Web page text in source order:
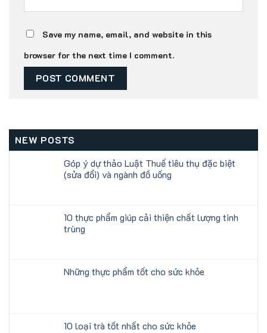
Save my name, email, and website in this
browser for the next time I comment.
NEW POSTS
Góp ý dự thảo Luật Thuế tiêu thụ đặc biệt
(sửa đổi) và ngành đồ uống
10 thực phẩm giúp cải thiện chất lượng tinh
trùng
Những thực phẩm tốt cho sức khỏe
10 loại trà tốt nhất cho sức khỏe